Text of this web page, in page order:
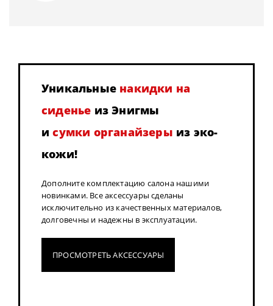
Уникальные накидки на
сиденье из Энигмы
исумки органайзеры из эко-
кожи!
Дополните комплектацию салона нашими
новинками. Все аксессуары сделаны
исключительно из качественных материалов,
долговечны и надежны в эксплуатации.
ПРОСМОТРЕТЬ АКСЕССУАРЫ